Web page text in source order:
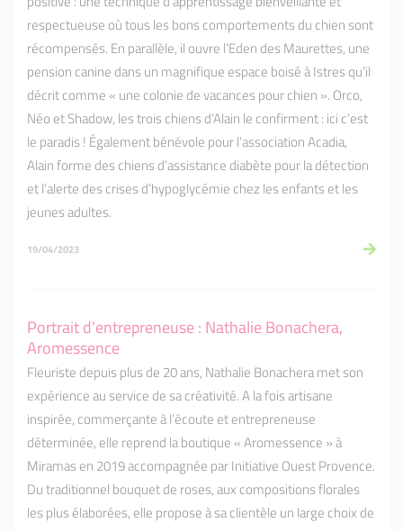
respectueuse où tous les bons comportements du chien sont
récompensés. En parallèle, il ouvre l’Eden des Maurettes, une
pension canine dans un magnifique espace boisé à Istres qu’il
décrit comme « une colonie de vacances pour chien ». Orco,
Néo et Shadow, les trois chiens d’Alain le confirment : ici c’est
le paradis ! Également bénévole pour l’association Acadia,
Alain forme des chiens d’assistance diabète pour la détection
et l’alerte des crises d’hypoglycémie chez les enfants et les
jeunes adultes.
19/04/2023
Portrait d'entrepreneuse : Nathalie Bonachera,
Aromessence
Fleuriste depuis plus de 20 ans, Nathalie Bonachera met son
expérience au service de sa créativité. A la fois artisane
inspirée, commerçante à l’écoute et entrepreneuse
déterminée, elle reprend la boutique « Aromessence » à
Miramas en 2019 accompagnée par Initiative Ouest Provence.
Du traditionnel bouquet de roses, aux compositions florales
les plus élaborées, elle propose à sa clientèle un large choix de